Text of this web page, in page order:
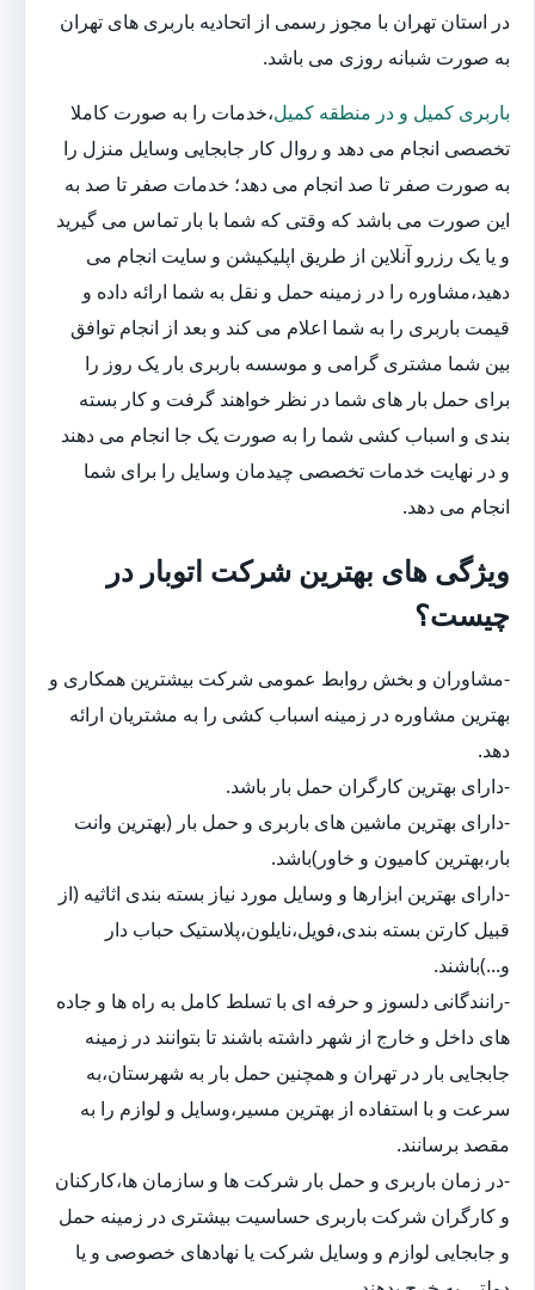
در استان تهران با مجوز رسمی از اتحادیه باربری های تهران
به صورت شبانه روزی می باشد.
باربری کمیل و در منطقه کمیل،خدمات را به صورت کاملا
تخصصی انجام می دهد و روال کار جابجایی وسایل منزل را
به صورت صفر تا صد انجام می دهد؛ خدمات صفر تا صد به
این صورت می باشد که وقتی که شما با بار تماس می گیرید
و یا یک رزرو آنلاین از طریق اپلیکیشن و سایت انجام می
دهید،مشاوره را در زمینه حمل و نقل به شما ارائه داده و
قیمت باربری را به شما اعلام می کند و بعد از انجام توافق
بین شما مشتری گرامی و موسسه باربری بار یک روز را
برای حمل بار های شما در نظر خواهند گرفت و کار بسته
بندی و اسباب کشی شما را به صورت یک جا انجام می دهند
و در نهایت خدمات تخصصی چیدمان وسایل را برای شما
انجام می دهد.
ویژگی های بهترین شرکت اتوبار در
چیست؟
-مشاوران و بخش روابط عمومی شرکت بیشترین همکاری و
بهترین مشاوره در زمینه اسباب کشی را به مشتریان ارائه
دهد.
-دارای بهترین کارگران حمل بار باشد.
-دارای بهترین ماشین های باربری و حمل بار (بهترین وانت
بار،بهترین کامیون و خاور)باشد.
-دارای بهترین ابزارها و وسایل مورد نیاز بسته بندی اثاثیه (از
قبیل کارتن بسته بندی،فویل،نایلون،پلاستیک حباب دار
و...)باشند.
-رانندگانی دلسوز و حرفه ای با تسلط کامل به راه ها و جاده
های داخل و خارج از شهر داشته باشند تا بتوانند در زمینه
جابجایی بار در تهران و همچنین حمل بار به شهرستان،به
سرعت و با استفاده از بهترین مسیر،وسایل و لوازم را به
مقصد برسانند.
-در زمان باربری و حمل بار شرکت ها و سازمان ها،کارکنان
و کارگران شرکت باربری حساسیت بیشتری در زمینه حمل
و جابجایی لوازم و وسایل شرکت یا نهادهای خصوصی و یا